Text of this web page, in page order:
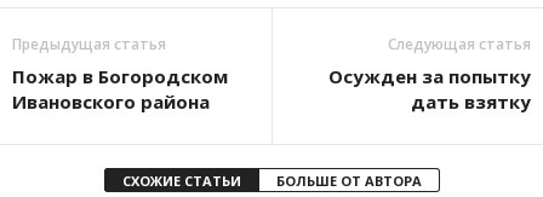
Предыдущая статья
Пожар в Богородском
Ивановского района
Следующая статья
Осужден за попытку
дать взятку
СХОЖИЕ СТАТЬИ БОЛЬШЕ ОТ АВТОРА